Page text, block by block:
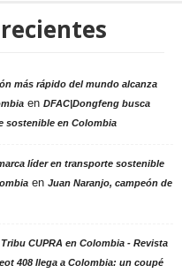
más rápido del mundo alcanza
en DFAC|Dongfeng busca
sostenible en Colombia
líder en transporte sostenible
en Juan Naranjo, campeón de
CUPRA en Colombia - Revista
408 llega a Colombia: un coupé